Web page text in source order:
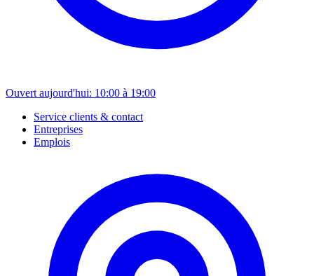
Ouvert aujourd'hui: 10:00 à 19:00
Service clients & contact
Entreprises
Emplois